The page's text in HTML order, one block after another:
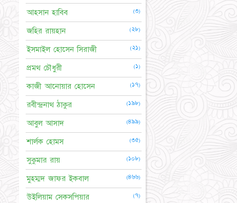
আহসান হাবিব (৩)
জহির রায়হান (২৮)
ইসমাইল হোসেন সিরাজী (২১)
প্রমথ চৌধুরী (১)
কাজী আনোয়ার হোসেন (১৭)
রবীন্দ্রনাথ ঠাকুর (১৯৮)
আবুল আসাদ (৪৯৯)
শার্লক হোমস (৩৫)
সুকুমার রায় (১০৮)
মুহম্মদ জাফর ইকবাল (৪৬৬)
উইলিয়াম সেকসপিয়ার (৭)